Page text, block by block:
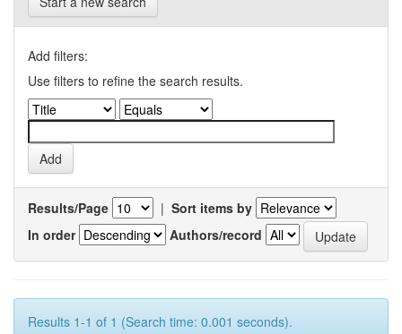
Add filters:
Use filters to refine the search results.
Results/Page | Sort items by
In order
Authors/record
Results 1-1 of 1 (Search time: 0.001 seconds).